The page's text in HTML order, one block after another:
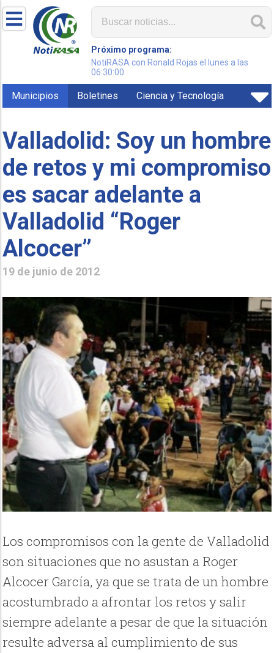
Próximo programa:
NotiRASA con Ronald Rojas el lunes a las
06:30:00
Municipios Boletines Ciencia y Tecnología
Valladolid: Soy un hombre
de retos y mi compromiso
es sacar adelante a
Valladolid “Roger
Alcocer”
19 de junio de 2012
Los compromisos con la gente de Valladolid
son situaciones que no asustan a Roger
Alcocer García, ya que se trata de un hombre
acostumbrado a afrontar los retos y salir
siempre adelante a pesar de que la situación
resulte adversa al cumplimiento de sus